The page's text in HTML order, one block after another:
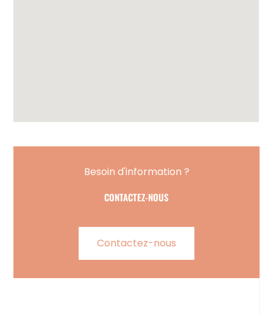
Besoin d'information ?
CONTACTEZ-NOUS
Contactez-nous